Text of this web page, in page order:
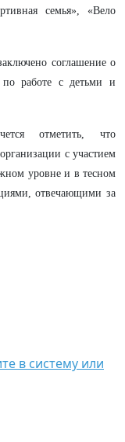
семья», «Вело
соглашение о
по работе с детьми и
отметить, что
с участием
уровне и в тесном
отвечающими за
в систему или